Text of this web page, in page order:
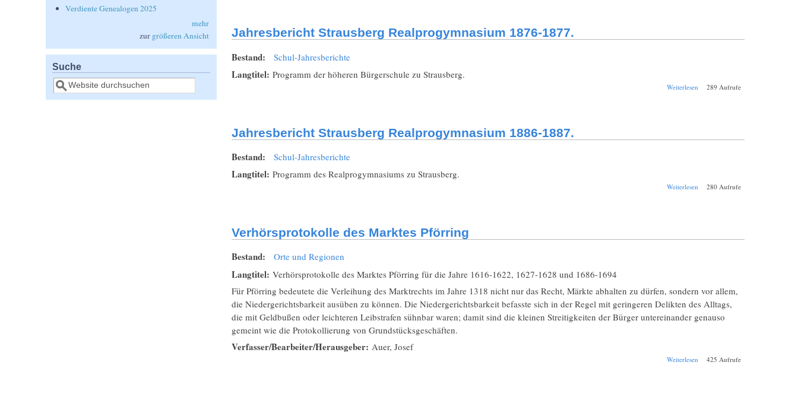
Jahresbericht Strausberg Realprogymnasium 1876-1877.
Bestand: Schul-Jahresberichte
Langtitel: Programm der höheren Bürgerschule zu Strausberg.
Weiterlesen über Jahresbericht
289 Aufrufe
Jahresbericht Strausberg Realprogymnasium 1886-1887.
Bestand: Schul-Jahresberichte
Langtitel: Programm des Realprogymnasiums zu Strausberg.
Weiterlesen über Jahresbericht
280 Aufrufe
Verhörsprotokolle des Marktes Pförring
Bestand: Orte und Regionen
Langtitel: Verhörsprotokolle des Marktes Pförring für die Jahre 1616-1622, 1627-1628 und 1686-1694
Für Pförring bedeutete die Verleihung des Marktrechts im Jahre 1318 nicht nur das Recht, Märkte abhalten zu dürfen, sondern vor allem,
die Niedergerichtsbarkeit ausüben zu können. Die Niedergerichtsbarkeit befasste sich in der Regel mit geringeren Delikten des Alltags,
die mit Geldbußen oder leichteren Leibstrafen sühnbar waren; damit sind die kleinen Streitigkeiten der Bürger untereinander genauso
gemeint wie die Protokollierung von Grundstücksgeschäften.
Verfasser/Bearbeiter/Herausgeber: Auer, Josef
Weiterlesen über425 Aufrufe
Verdiente Genealogen 2025
mehr
zur größeren Ansicht
Suche
Suche